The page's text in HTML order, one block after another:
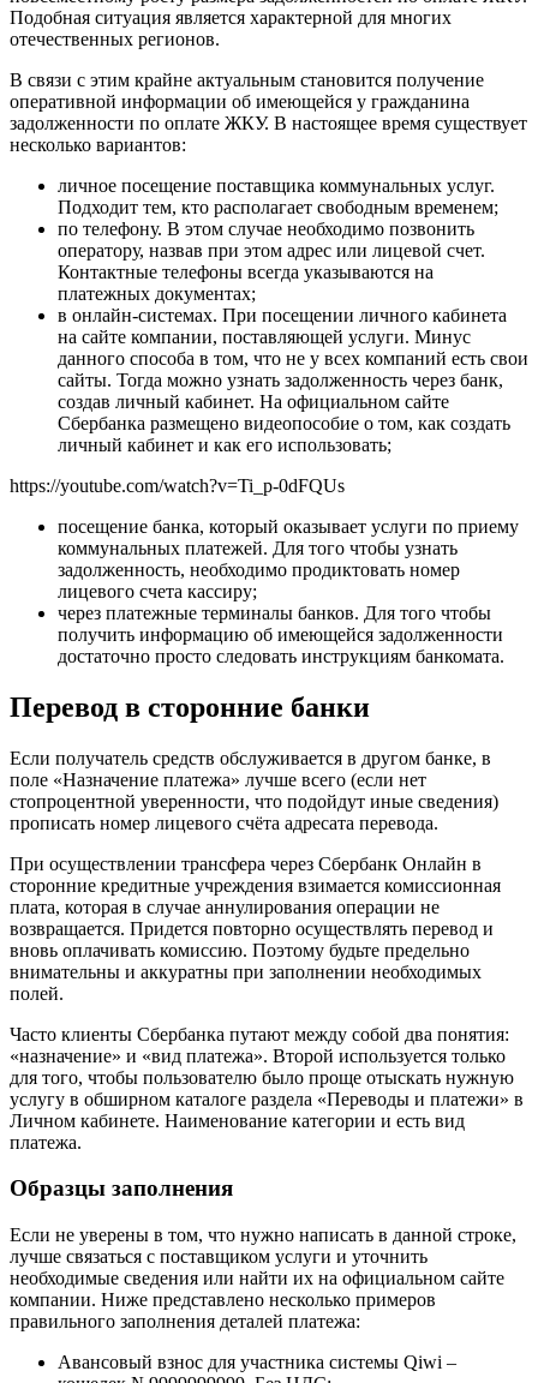
Подобная ситуация является характерной для многих
отечественных регионов.
В связи с этим крайне актуальным становится получение
оперативной информации об имеющейся у гражданина
задолженности по оплате ЖКУ. В настоящее время существует
несколько вариантов:
личное посещение поставщика коммунальных услуг.
Подходит тем, кто располагает свободным временем;
по телефону. В этом случае необходимо позвонить
оператору, назвав при этом адрес или лицевой счет.
Контактные телефоны всегда указываются на
платежных документах;
в онлайн-системах. При посещении личного кабинета
на сайте компании, поставляющей услуги. Минус
данного способа в том, что не у всех компаний есть свои
сайты. Тогда можно узнать задолженность через банк,
создав личный кабинет. На официальном сайте
Сбербанка размещено видеопособие о том, как создать
личный кабинет и как его использовать;
https://youtube.com/watch?v=Ti_p-0dFQUs
посещение банка, который оказывает услуги по приему
коммунальных платежей. Для того чтобы узнать
задолженность, необходимо продиктовать номер
лицевого счета кассиру;
через платежные терминалы банков. Для того чтобы
получить информацию об имеющейся задолженности
достаточно просто следовать инструкциям банкомата.
Перевод в сторонние банки
Если получатель средств обслуживается в другом банке, в
поле «Назначение платежа» лучше всего (если нет
стопроцентной уверенности, что подойдут иные сведения)
прописать номер лицевого счёта адресата перевода.
При осуществлении трансфера через Сбербанк Онлайн в
сторонние кредитные учреждения взимается комиссионная
плата, которая в случае аннулирования операции не
возвращается. Придется повторно осуществлять перевод и
вновь оплачивать комиссию. Поэтому будьте предельно
внимательны и аккуратны при заполнении необходимых
полей.
Часто клиенты Сбербанка путают между собой два понятия:
«назначение» и «вид платежа». Второй используется только
для того, чтобы пользователю было проще отыскать нужную
услугу в обширном каталоге раздела «Переводы и платежи» в
Личном кабинете. Наименование категории и есть вид
платежа.
Образцы заполнения
Если не уверены в том, что нужно написать в данной строке,
лучше связаться с поставщиком услуги и уточнить
необходимые сведения или найти их на официальном сайте
компании. Ниже представлено несколько примеров
правильного заполнения деталей платежа:
Авансовый взнос для участника системы Qiwi –